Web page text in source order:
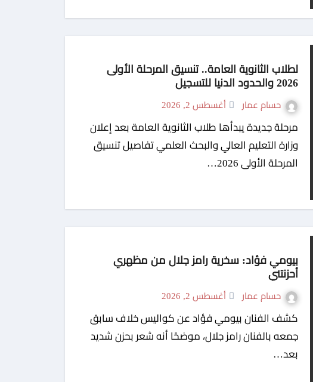
لطلاب الثانوية العامة.. تنسيق المرحلة الأولى
2026 والحدود الدنيا للتسجيل
حسام عمار أغسطس 2, 2026
مرحلة جديدة يبدأها طلاب الثانوية العامة بعد إعلان
وزارة التعليم العالي والبحث العلمي تفاصيل تنسيق
المرحلة الأولى 2026…
بيومي فؤاد: سخرية رامز جلال من مظهري
أحزنتني
حسام عمار أغسطس 2, 2026
كشف الفنان بيومي فؤاد عن كواليس خلاف سابق
جمعه بالفنان رامز جلال، موضحًا أنه شعر بحزن شديد
بعد…